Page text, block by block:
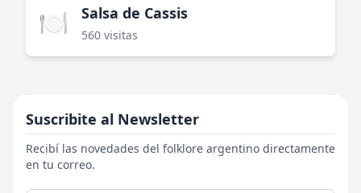
🍽️ Salsa de Cassis
560 visitas
Suscribite al Newsletter
Recibí las novedades del folklore argentino directamente
en tu correo.